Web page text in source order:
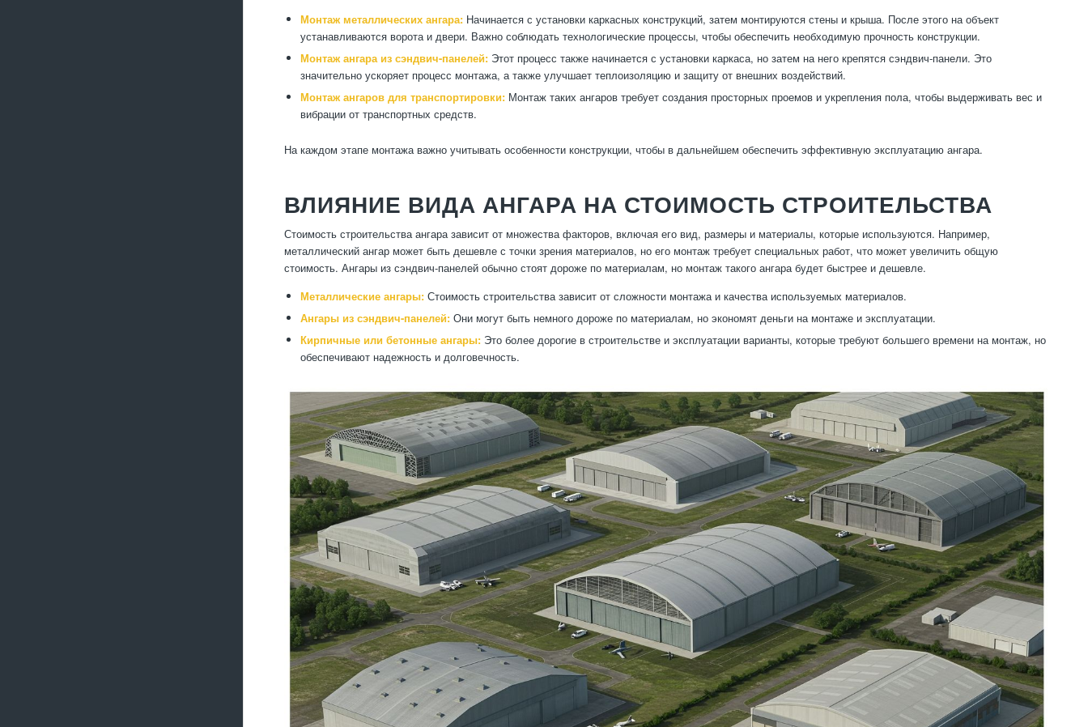
Монтаж металлических ангара: Начинается с установки каркасных конструкций, затем монтируются стены и крыша. После этого на объект
устанавливаются ворота и двери. Важно соблюдать технологические процессы, чтобы обеспечить необходимую прочность конструкции.
Монтаж ангара из сэндвич-панелей: Этот процесс также начинается с установки каркаса, но затем на него крепятся сэндвич-панели. Это
значительно ускоряет процесс монтажа, а также улучшает теплоизоляцию и защиту от внешних воздействий.
Монтаж ангаров для транспортировки: Монтаж таких ангаров требует создания просторных проемов и укрепления пола, чтобы выдерживать вес и
вибрации от транспортных средств.
На каждом этапе монтажа важно учитывать особенности конструкции, чтобы в дальнейшем обеспечить эффективную эксплуатацию ангара.
ВЛИЯНИЕ ВИДА АНГАРА НА СТОИМОСТЬ СТРОИТЕЛЬСТВА
Стоимость строительства ангара зависит от множества факторов, включая его вид, размеры и материалы, которые используются. Например,
металлический ангар может быть дешевле с точки зрения материалов, но его монтаж требует специальных работ, что может увеличить общую
стоимость. Ангары из сэндвич-панелей обычно стоят дороже по материалам, но монтаж такого ангара будет быстрее и дешевле.
Металлические ангары: Стоимость строительства зависит от сложности монтажа и качества используемых материалов.
Ангары из сэндвич-панелей: Они могут быть немного дороже по материалам, но экономят деньги на монтаже и эксплуатации.
Кирпичные или бетонные ангары: Это более дорогие в строительстве и эксплуатации варианты, которые требуют большего времени на монтаж, но
обеспечивают надежность и долговечность.